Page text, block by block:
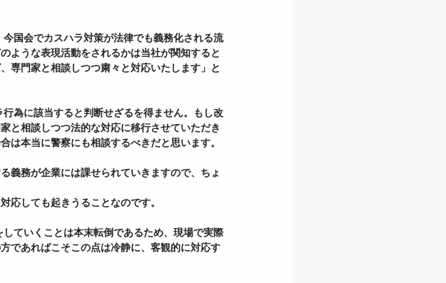
ような表現活動をされるかは当社が関知すると
専門家と相談しつつ粛々と対応いたします」と
と相談しつつ法的な対応に移行させていただき
は本当に警察にも相談するべきだと思います。
義務が企業には課せられていきますので、ちょ
応しても起きうることなのです。
であればこそこの点は冷静に、客観的に対応す